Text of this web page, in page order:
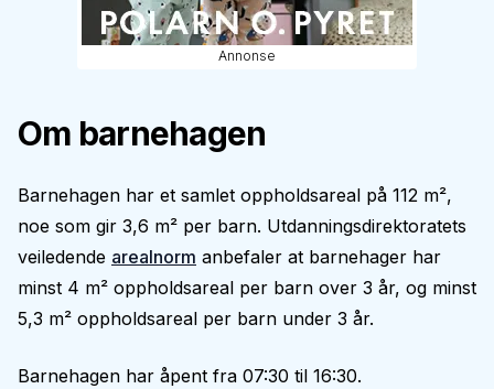
Annonse
Om barnehagen
Barnehagen har et samlet oppholdsareal på 112 m²,
noe som gir 3,6 m² per barn. Utdanningsdirektoratets
veiledende arealnorm anbefaler at barnehager har
minst 4 m² oppholdsareal per barn over 3 år, og minst
5,3 m² oppholdsareal per barn under 3 år.
Barnehagen har åpent fra 07:30 til 16:30.